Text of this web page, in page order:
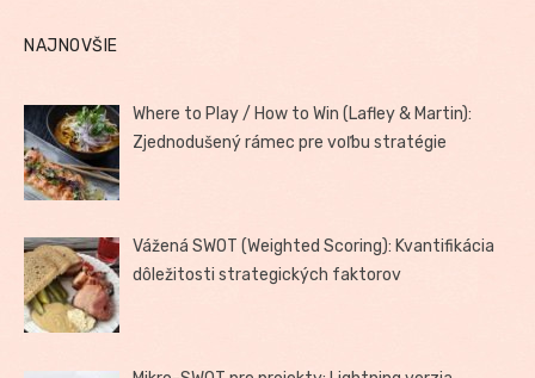
NAJNOVŠIE
Where to Play / How to Win (Lafley & Martin):
Zjednodušený rámec pre voľbu stratégie
Vážená SWOT (Weighted Scoring): Kvantifikácia
dôležitosti strategických faktorov